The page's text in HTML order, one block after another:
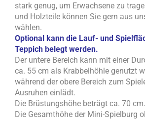
stark genug, um Erwachsene zu
und Holzteile können Sie gern aus
wählen.
Optional kann die Lauf- und
Teppich belegt werden.
Der untere Bereich kann mit einer
ca. 55 cm als Krabbelhöhle genutzt
während der obere Bereich zum
Ausruhen einlädt.
Die Brüstungshöhe beträgt ca. 70 cm.
Die Gesamthöhe der Mini-Spielburg